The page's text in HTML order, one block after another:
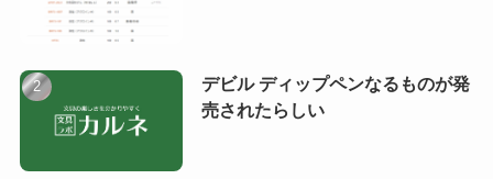
デビル ディップペンなるものが発
売されたらしい